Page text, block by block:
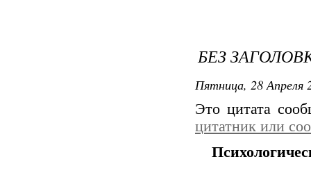
БЕЗ
Пятница, 28 Апреля
Это цитата
цитатник или